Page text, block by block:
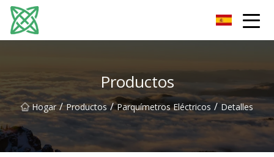
Productos
Hogar / Productos / Parquímetros Eléctricos / Detalles